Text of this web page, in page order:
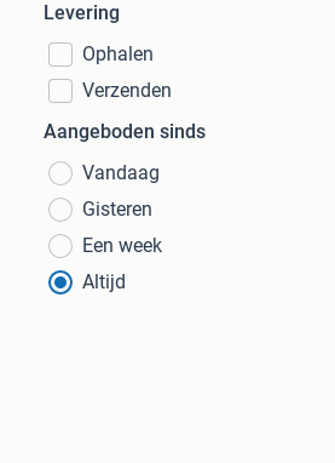
Levering
Ophalen
Verzenden
Aangeboden sinds
Vandaag
Gisteren
Een week
Altijd